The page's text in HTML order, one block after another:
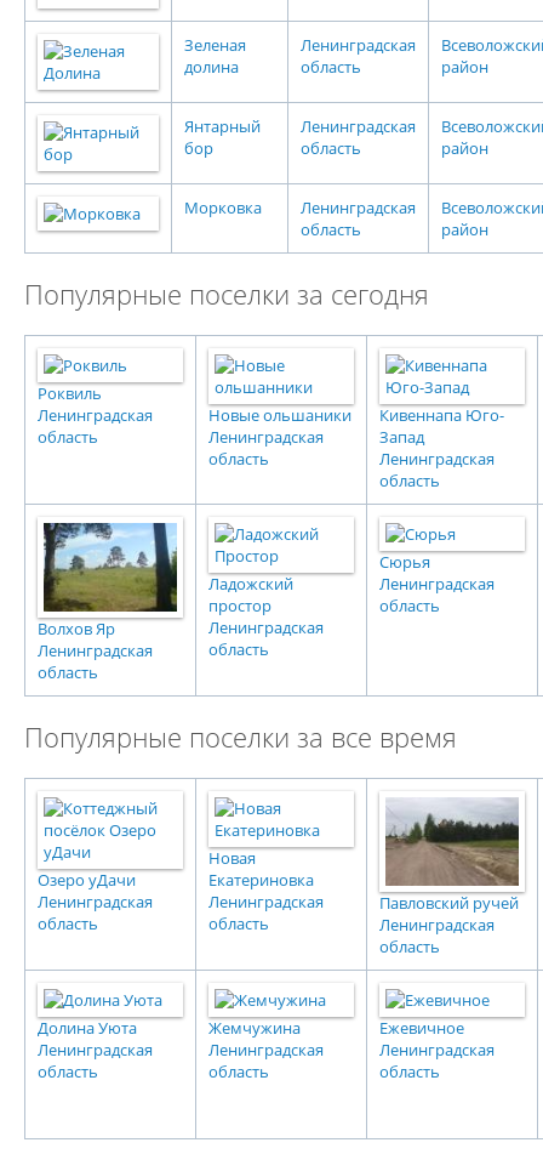
Зеленая
долина
Ленинградская
область
район
Янтарный
бор
Ленинградская
область
район
Морковка
Ленинградская
область
район
Популярные поселки за сегодня
Роквиль
Ленинградская
область
Новые ольшаники
Ленинградская
область
Кивеннапа Юго-
Запад
Ленинградская
область
Волхов Яр
Ленинградская
область
Ладожский
простор
Ленинградская
область
Сюрья
Ленинградская
область
Популярные поселки за все время
Озеро уДачи
Ленинградская
область
Новая
Екатериновка
Ленинградская
область
Павловский ручей
Ленинградская
область
Долина Уюта
Ленинградская
область
Жемчужина
Ленинградская
область
Ежевичное
Ленинградская
область